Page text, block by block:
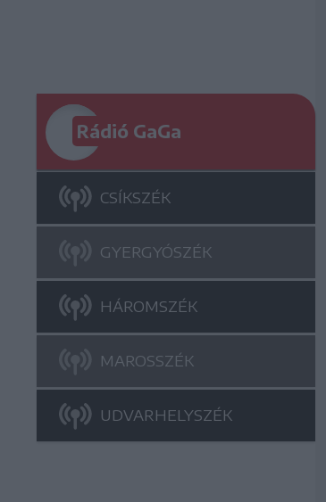
Rádió GaGa
CSÍKSZÉK
GYERGYÓSZÉK
HÁROMSZÉK
MAROSSZÉK
UDVARHELYSZÉK